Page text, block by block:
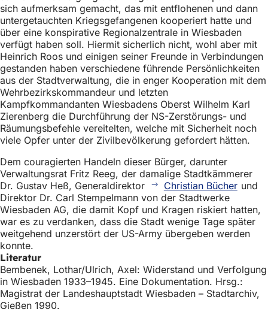
sich aufmerksam gemacht, das mit entflohenen und dann
untergetauchten Kriegsgefangenen kooperiert hatte und
über eine konspirative Regionalzentrale in Wiesbaden
verfügt haben soll. Hiermit sicherlich nicht, wohl aber mit
Heinrich Roos und einigen seiner Freunde in Verbindungen
gestanden haben verschiedene führende Persönlichkeiten
aus der Stadtverwaltung, die in enger Kooperation mit dem
Wehrbezirkskommandeur und letzten
Kampfkommandanten Wiesbadens Oberst Wilhelm Karl
Zierenberg die Durchführung der NS-Zerstörungs- und
Räumungsbefehle vereitelten, welche mit Sicherheit noch
viele Opfer unter der Zivilbevölkerung gefordert hätten.
Dem couragierten Handeln dieser Bürger, darunter
Verwaltungsrat Fritz Reeg, der damalige Stadtkämmerer
Dr. Gustav Heß, Generaldirektor
Christian Bücher und
Direktor Dr. Carl Stempelmann von der Stadtwerke
Wiesbaden AG, die damit Kopf und Kragen riskiert hatten,
war es zu verdanken, dass die Stadt wenige Tage später
weitgehend unzerstört der US-Army übergeben werden
konnte.
Literatur
Bembenek, Lothar/Ulrich, Axel: Widerstand und Verfolgung
in Wiesbaden 1933–1945. Eine Dokumentation. Hrsg.:
Magistrat der Landeshauptstadt Wiesbaden – Stadtarchiv,
Gießen 1990.